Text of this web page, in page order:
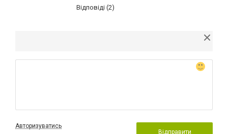
Відповіді (2)
Авторизуватись
Відправити